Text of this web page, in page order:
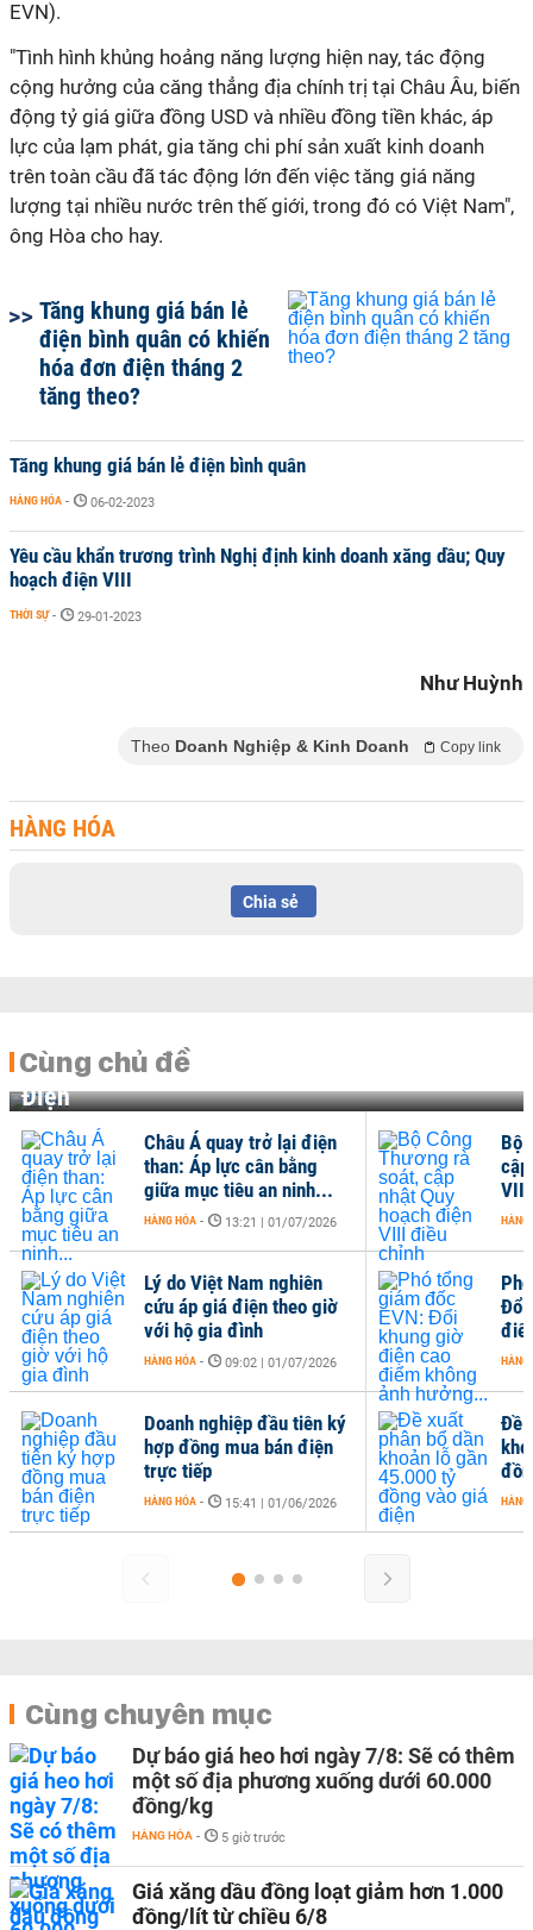
EVN).
"Tình hình khủng hoảng năng lượng hiện nay, tác động
cộng hưởng của căng thẳng địa chính trị tại Châu Âu, biến
động tỷ giá giữa đồng USD và nhiều đồng tiền khác, áp
lực của lạm phát, gia tăng chi phí sản xuất kinh doanh
trên toàn cầu đã tác động lớn đến việc tăng giá năng
lượng tại nhiều nước trên thế giới, trong đó có Việt Nam",
ông Hòa cho hay.
Tăng khung giá bán lẻ
điện bình quân có khiến
hóa đơn điện tháng 2
tăng theo?
Tăng khung giá bán lẻ điện bình quân
HÀNG HÓA - 06-02-2023
Yêu cầu khẩn trương trình Nghị định kinh doanh xăng dầu; Quy
hoạch điện VIII
THỜI SỰ - 29-01-2023
Như Huỳnh
Theo Doanh Nghiệp & Kinh Doanh Copy link
HÀNG HÓA
Chia sẻ
Cùng chủ đề
Điện
lại điện
ninh...
07/2026
giờ
07/2026
Bộ Công Thương rà soát,
cập nhật Quy hoạch điện
VIII điều chỉnh
HÀNG HÓA - 10:56 | 23/06/2026
Phó tổng giám đốc EVN:
Đổi khung giờ điện cao
điểm không ảnh hưởng...
HÀNG HÓA - 08:12 | 11/06/2026
tiên ký
điện
06/2026
Đề xuất phân bổ dần
khoản lỗ gần 45.000 tỷ
HÀNG HÓA - 10:53 | 14/05/2026
Cùng chuyên mục
Dự báo giá heo hơi ngày 7/8: Sẽ có thêm
một số địa phương xuống dưới 60.000
đồng/kg
HÀNG HÓA - 5 giờ trước
Giá xăng dầu đồng loạt giảm hơn 1.000
đồng/lít từ chiều 6/8